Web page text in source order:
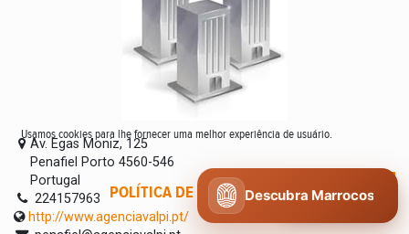
Av. Egas Moniz, 125
Penafiel Porto 4560-546
Portugal
224157963
http://www.agenciavalpi.pt/
Usamos cookies para lhe fornecer uma melhor experiência de usuário.
POLÍTICA DE COOKIES CONCORDO
Descubra Marrocos